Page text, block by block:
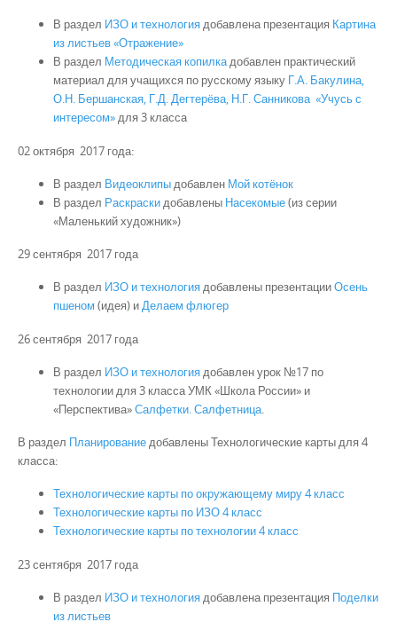
В раздел ИЗО и технологиядобавлена презентация Картина
из листьев «Отражение»
В раздел Методическая копилкадобавлен практический
материал для учащихся по русскому языку Г.А. Бакулина,
О.Н. Бершанская, Г.Д. Дегтерёва, Н.Г. Санникова «Учусь с
интересом»для 3 класса
02 октября 2017 года:
В раздел Видеоклипыдобавлен Мой котёнок
В раздел Раскраскидобавлены Насекомые(из серии
«Маленький художник»)
29 сентября 2017 года
В раздел ИЗО и технологиядобавлены презентацииОсень
пшеном (идея) иДелаем флюгер
26 сентября 2017 года
В раздел ИЗО и технологиядобавлен урок №17 по
технологии для 3 класса УМК «Школа России» и
«Перспектива»Салфетки. Салфетница.
В раздел Планированиедобавлены Технологические карты для 4
класса:
Технологические карты по окружающему миру 4 класс
Технологические карты по ИЗО 4 класс
Технологические карты по технологии 4 класс
23 сентября 2017 года
В раздел ИЗО и технологиядобавлена презентация Поделки
из листьев